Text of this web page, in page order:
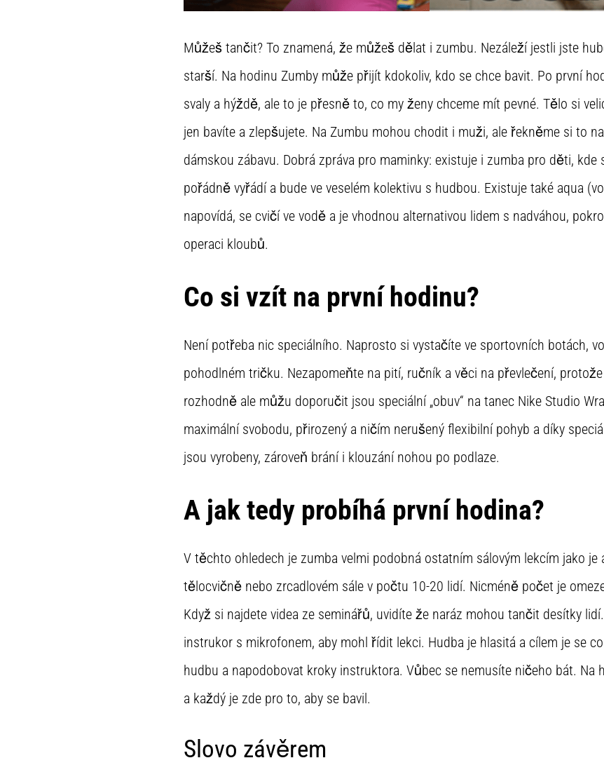
Můžeš tančit? To znamená, že můžeš dělat i zumbu. Nezáleží jestli jste
starší. Na hodinu Zumby může přijít kdokoliv, kdo se chce bavit. Po první
svaly a hýždě, ale to je přesně to, co my ženy chceme mít pevné. Tělo si
jen bavíte a zlepšujete. Na Zumbu mohou chodit i muži, ale řekněme si to
dámskou zábavu. Dobrá zpráva pro maminky: existuje i zumba pro děti, kde
pořádně vyřádí a bude ve veselém kolektivu s hudbou. Existuje také aqua
napovídá, se cvičí ve vodě a je vhodnou alternativou lidem s nadváhou,
operaci kloubů.
Co si vzít na první hodinu?
Není potřeba nic speciálního. Naprosto si vystačíte ve sportovních botách,
pohodlném tričku. Nezapomeňte na pití, ručník a věci na převlečení,
rozhodně ale můžu doporučit jsou speciální „obuv“ na tanec Nike Studio
maximální svobodu, přirozený a ničím nerušený flexibilní pohyb a díky
jsou vyrobeny, zároveň brání i klouzání nohou po podlaze.
A jak tedy probíhá první hodina?
V těchto ohledech je zumba velmi podobná ostatním sálovým lekcím jako je
tělocvičně nebo zrcadlovém sále v počtu 10-20 lidí. Nicméně počet je
Když si najdete videa ze seminářů, uvidíte že naráz mohou tančit desítky
instrukor s mikrofonem, aby mohl řídit lekci. Hudba je hlasitá a cílem je se
hudbu a napodobovat kroky instruktora. Vůbec se nemusíte ničeho bát. Na
a každý je zde pro to, aby se bavil.
Slovo závěrem